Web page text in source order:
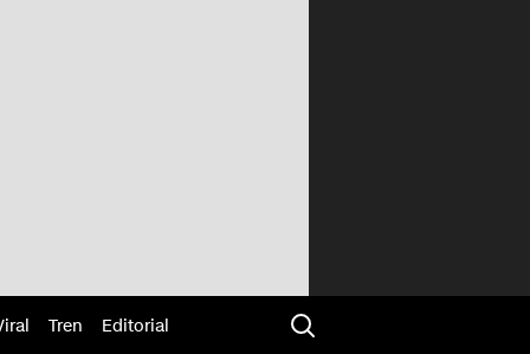
Tren Editorial